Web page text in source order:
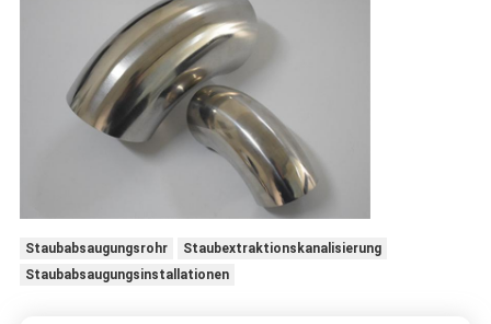
Staubabsaugungsrohr
Staubextraktionskanalisierung
Staubabsaugungsinstallationen